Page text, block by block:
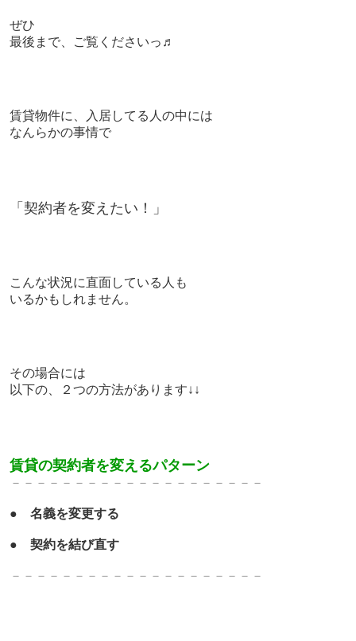
ぜひ
最後まで、ご覧くださいっ♬
賃貸物件に、入居してる人の中には
なんらかの事情で
「契約者を変えたい！」
こんな状況に直面している人も
いるかもしれません。
その場合には
以下の、２つの方法があります↓↓
賃貸の契約者を変えるパターン
－－－－－－－－－－－－－ －－－－－－－
● 名義を変更する
● 契約を結び直す
－－－－－－－－－－－－－ －－－－－－－